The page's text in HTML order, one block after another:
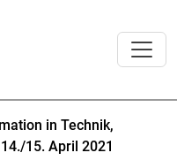
in Technik,
15. April 2021